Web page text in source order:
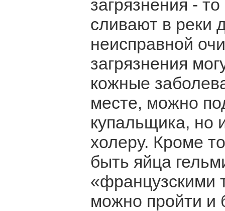
загрязнения -
сливают в реки
неисправной
загрязнения
кожные
месте, можно
купальщика, но
холеру. Кроме
быть яйца
«французскими
можно пройти и